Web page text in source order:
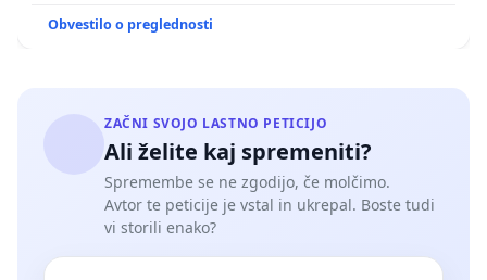
Obvestilo o preglednosti
ZAČNI SVOJO LASTNO PETICIJO
Ali želite kaj spremeniti?
Spremembe se ne zgodijo, če molčimo.
Avtor te peticije je vstal in ukrepal. Boste tudi
vi storili enako?